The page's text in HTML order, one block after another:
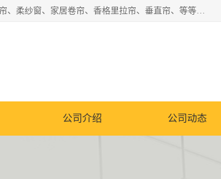
北碚区蔡家岗街道亿家窗帘店长年专业定做窗帘、电动窗帘、百叶窗帘、卷帘、柔纱窗、家居卷帘、香格里拉帘、垂直帘、等等，软包、各种形状软包硬包，墙布、素色、绣花、硅藻泥、高精密各种墙布，免费测量、免费安装，欢迎咨询
公司介绍 公司动态